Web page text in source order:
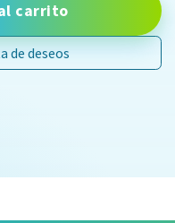
carrito
de deseos